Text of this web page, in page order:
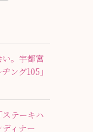
い。宇都宮
ング105」
ステーキハ
ィナー